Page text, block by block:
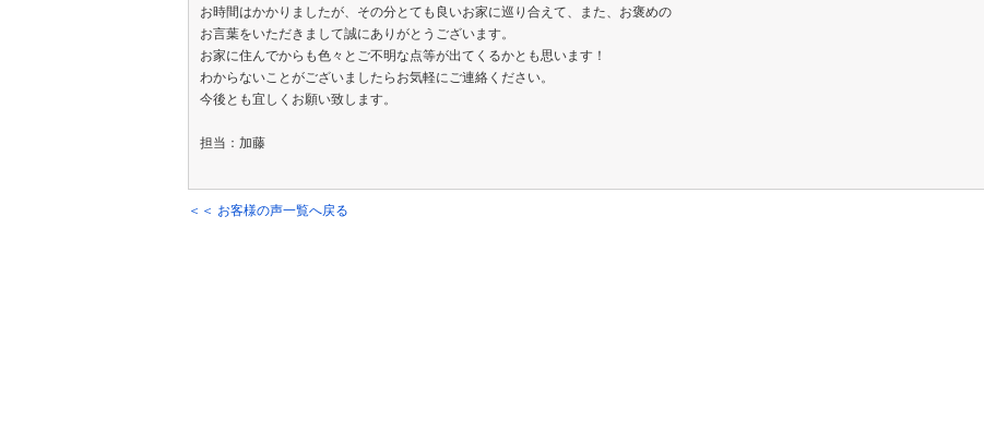
お時間はかかりましたが、その分とても良いお家に巡り合えて、また、お褒めの
お言葉をいただきまして誠にありがとうございます。
お家に住んでからも色々とご不明な点等が出てくるかとも思います！
わからないことがございましたらお気軽にご連絡ください。
今後とも宜しくお願い致します。
担当：加藤
＜＜ お客様の声一覧へ戻る